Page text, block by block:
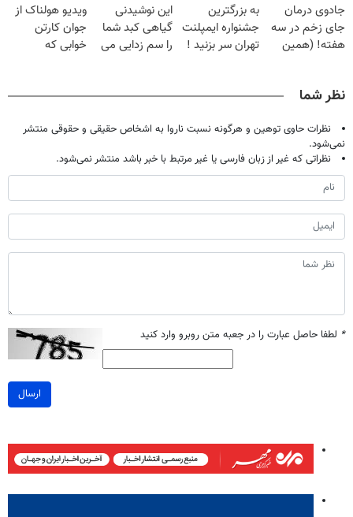
میلیون تومان!!!
خانگی
درمانش کرد؟؟؟؟
جادوی درمان
جای زخم در سه
هفته! (همین
به بزرگترین
جشنواره ایمپلنت
تهران سر بزنید !
این نوشیدنی
گیاهی کبد شما
را سم زدایی می
ویدیو هولناک از
جوان کارتن
خوابی که
نظر شما
نظرات حاوی توهین و هرگونه نسبت ناروا به اشخاص حقیقی و حقوقی منتشر
نمی‌شود.
نظراتی که غیر از زبان فارسی یا غیر مرتبط با خبر باشد منتشر نمی‌شود.
* لطفا حاصل عبارت را در جعبه متن روبرو وارد کنید
ارسال